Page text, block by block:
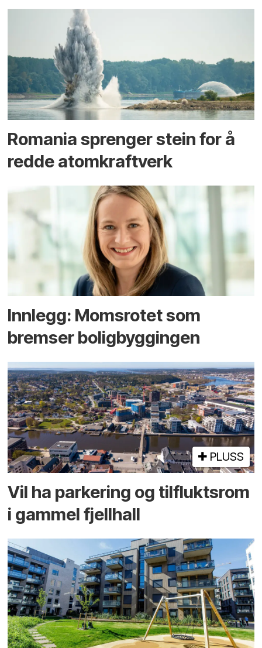
Romania sprenger stein for å
redde atomkraftverk
Innlegg: Moms­rotet som
bremser bolig­byggingen
PLUSS
Vil ha parkering og tilflukts­rom
i gammel fjellhall